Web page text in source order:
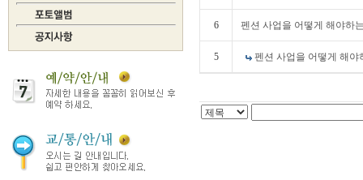
6 펜션 사업을 어떻게 해야하
5 펜션 사업을 어떻게 해야